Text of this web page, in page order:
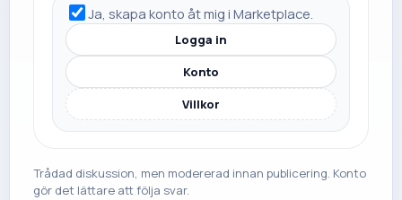
Ja, skapa konto åt mig i Marketplace.
Logga in
Konto
Villkor
Trådad diskussion, men modererad innan publicering. Konto
gör det lättare att följa svar.